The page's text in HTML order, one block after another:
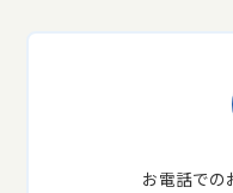
お電話での